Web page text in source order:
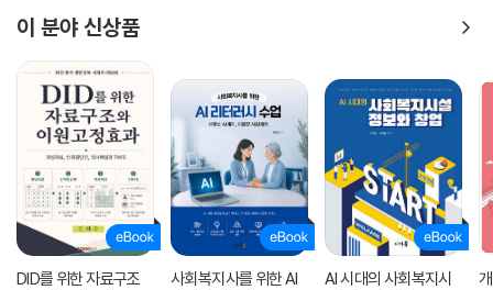
이 분야 신상품
DID를 위한 자료구조
사회복지사를 위한 AI
AI 시대의 사회복지시